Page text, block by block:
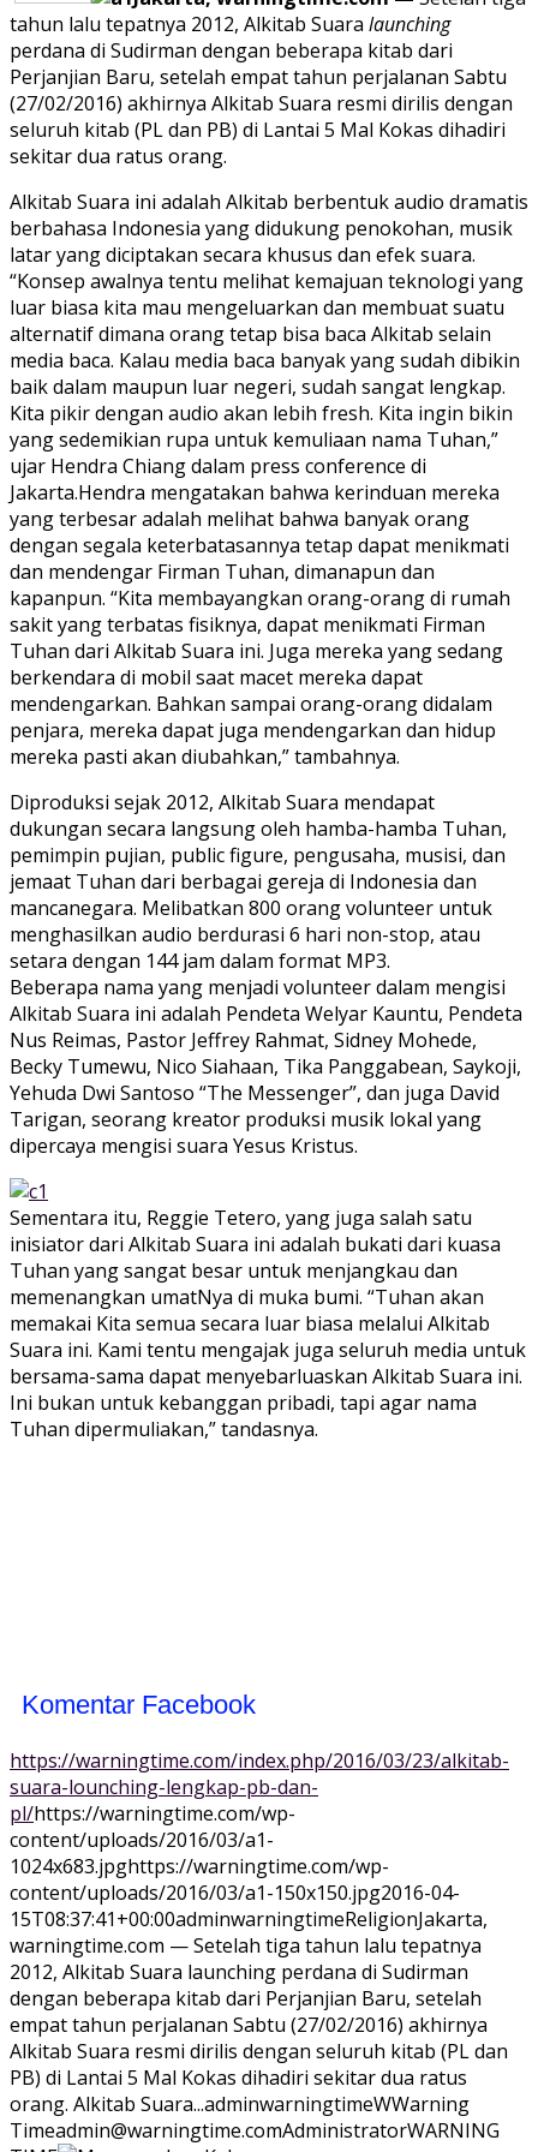
tahun lalu tepatnya 2012, Alkitab Suara launching
perdana di Sudirman dengan beberapa kitab dari
Perjanjian Baru, setelah empat tahun perjalanan Sabtu
(27/02/2016) akhirnya Alkitab Suara resmi dirilis dengan
seluruh kitab (PL dan PB) di Lantai 5 Mal Kokas dihadiri
sekitar dua ratus orang.
Alkitab Suara ini adalah Alkitab berbentuk audio dramatis
berbahasa Indonesia yang didukung penokohan, musik
latar yang diciptakan secara khusus dan efek suara.
“Konsep awalnya tentu melihat kemajuan teknologi yang
luar biasa kita mau mengeluarkan dan membuat suatu
alternatif dimana orang tetap bisa baca Alkitab selain
media baca. Kalau media baca banyak yang sudah dibikin
baik dalam maupun luar negeri, sudah sangat lengkap.
Kita pikir dengan audio akan lebih fresh. Kita ingin bikin
yang sedemikian rupa untuk kemuliaan nama Tuhan,”
ujar Hendra Chiang dalam press conference di
Jakarta.Hendra mengatakan bahwa kerinduan mereka
yang terbesar adalah melihat bahwa banyak orang
dengan segala keterbatasannya tetap dapat menikmati
dan mendengar Firman Tuhan, dimanapun dan
kapanpun. “Kita membayangkan orang-orang di rumah
sakit yang terbatas fisiknya, dapat menikmati Firman
Tuhan dari Alkitab Suara ini. Juga mereka yang sedang
berkendara di mobil saat macet mereka dapat
mendengarkan. Bahkan sampai orang-orang didalam
penjara, mereka dapat juga mendengarkan dan hidup
mereka pasti akan diubahkan,” tambahnya.
Diproduksi sejak 2012, Alkitab Suara mendapat
dukungan secara langsung oleh hamba-hamba Tuhan,
pemimpin pujian, public figure, pengusaha, musisi, dan
jemaat Tuhan dari berbagai gereja di Indonesia dan
mancanegara. Melibatkan 800 orang volunteer untuk
menghasilkan audio berdurasi 6 hari non-stop, atau
setara dengan 144 jam dalam format MP3.
Beberapa nama yang menjadi volunteer dalam mengisi
Alkitab Suara ini adalah Pendeta Welyar Kauntu, Pendeta
Nus Reimas, Pastor Jeffrey Rahmat, Sidney Mohede,
Becky Tumewu, Nico Siahaan, Tika Panggabean, Saykoji,
Yehuda Dwi Santoso “The Messenger”, dan juga David
Tarigan, seorang kreator produksi musik lokal yang
dipercaya mengisi suara Yesus Kristus.
Sementara itu, Reggie Tetero, yang juga salah satu
inisiator dari Alkitab Suara ini adalah bukati dari kuasa
Tuhan yang sangat besar untuk menjangkau dan
memenangkan umatNya di muka bumi. “Tuhan akan
memakai Kita semua secara luar biasa melalui Alkitab
Suara ini. Kami tentu mengajak juga seluruh media untuk
bersama-sama dapat menyebarluaskan Alkitab Suara ini.
Ini bukan untuk kebanggan pribadi, tapi agar nama
Tuhan dipermuliakan,” tandasnya.
Komentar Facebook
https://warningtime.com/index.php/2016/03/23/alkitab-
suara-lounching-lengkap-pb-dan-
pl/https://warningtime.com/wp-
content/uploads/2016/03/a1-
1024x683.jpghttps://warningtime.com/wp-
content/uploads/2016/03/a1-150x150.jpg2016-04-
15T08:37:41+00:00adminwarningtimeReligionJakarta,
warningtime.com — Setelah tiga tahun lalu tepatnya
2012, Alkitab Suara launching perdana di Sudirman
dengan beberapa kitab dari Perjanjian Baru, setelah
empat tahun perjalanan Sabtu (27/02/2016) akhirnya
Alkitab Suara resmi dirilis dengan seluruh kitab (PL dan
PB) di Lantai 5 Mal Kokas dihadiri sekitar dua ratus
orang. Alkitab Suara...adminwarningtimeWWarning
Timeadmin@warningtime.comAdministratorWARNING